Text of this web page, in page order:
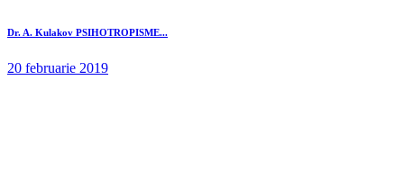
Dr. A. Kulakov PSIHOTROPISME...
20 februarie 2019